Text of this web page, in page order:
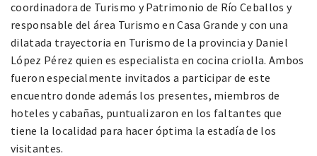
coordinadora de Turismo y Patrimonio de Río Ceballos y
responsable del área Turismo en Casa Grande y con una
dilatada trayectoria en Turismo de la provincia y Daniel
López Pérez quien es especialista en cocina criolla. Ambos
fueron especialmente invitados a participar de este
encuentro donde además los presentes, miembros de
hoteles y cabañas, puntualizaron en los faltantes que
tiene la localidad para hacer óptima la estadía de los
visitantes.